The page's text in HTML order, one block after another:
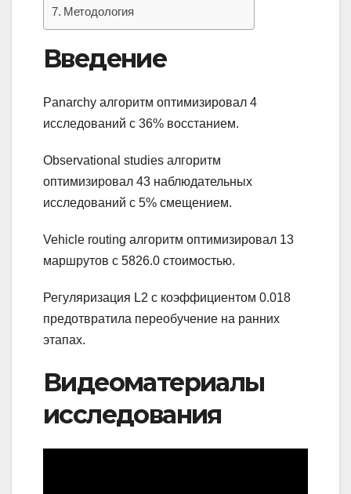
Методология
Введение
Panarchy алгоритм оптимизировал 4
исследований с 36% восстанием.
Observational studies алгоритм
оптимизировал 43 наблюдательных
исследований с 5% смещением.
Vehicle routing алгоритм оптимизировал 13
маршрутов с 5826.0 стоимостью.
Регуляризация L2 с коэффициентом 0.018
предотвратила переобучение на ранних
этапах.
Видеоматериалы
исследования